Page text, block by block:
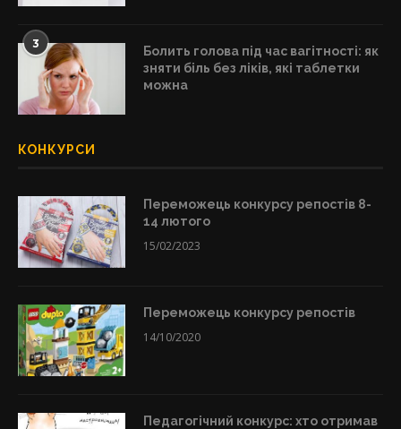
3
Болить голова під час вагітності: як
зняти біль без ліків, які таблетки
можна
КОНКУРСИ
Переможець конкурсу репостів 8-
14 лютого
15/02/2023
Переможець конкурсу репостів
14/10/2020
Педагогічний конкурс: хто отримав